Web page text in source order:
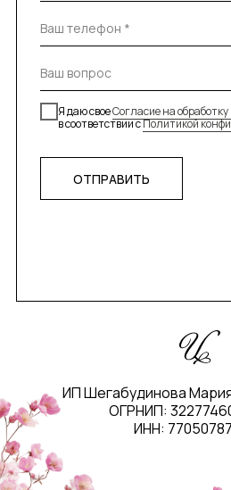
Я даю своеСогласие на
в соответствии сПолитикой
ОТПРАВИТЬ
ИП Шегабудинова
ОГРНИП:
ИНН: